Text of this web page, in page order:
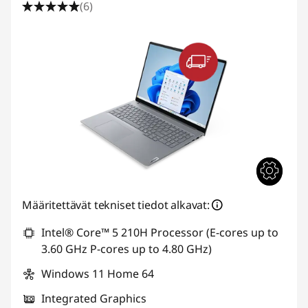
(6)
Määritettävät tekniset tiedot alkavat:
Intel® Core™ 5 210H Processor (E-cores up to
3.60 GHz P-cores up to 4.80 GHz)
Windows 11 Home 64
Integrated Graphics